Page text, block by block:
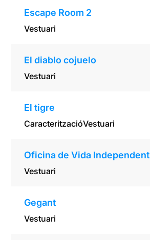
Escape Room 2
Vestuari
El diablo cojuelo
Vestuari
El tigre
CaracteritzacióVestuari
Oficina de Vida Independent
Vestuari
Gegant
Vestuari